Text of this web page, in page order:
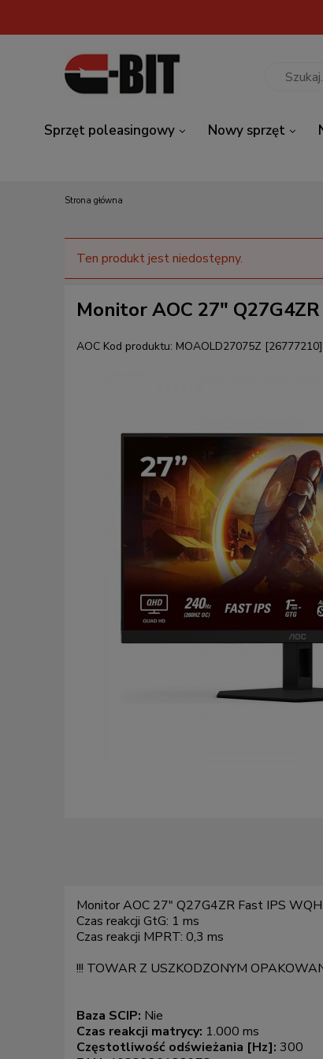
Sprzęt poleasingowy Nowy sprzęt
Strona główna
Ten produkt jest niedostępny.
Monitor AOC 27"
AOC Kod produktu: MOAOLD27075Z [26777210]
Monitor AOC 27" Q27G4ZR Fast IPS
Czas reakcji GtG: 1 ms
Czas reakcji MPRT: 0,3 ms
!!! TOWAR Z USZKODZONYM
Baza SCIP: Nie
Czas reakcji matrycy: 1.000 ms
Częstotliwość odświeżania [Hz]: 300